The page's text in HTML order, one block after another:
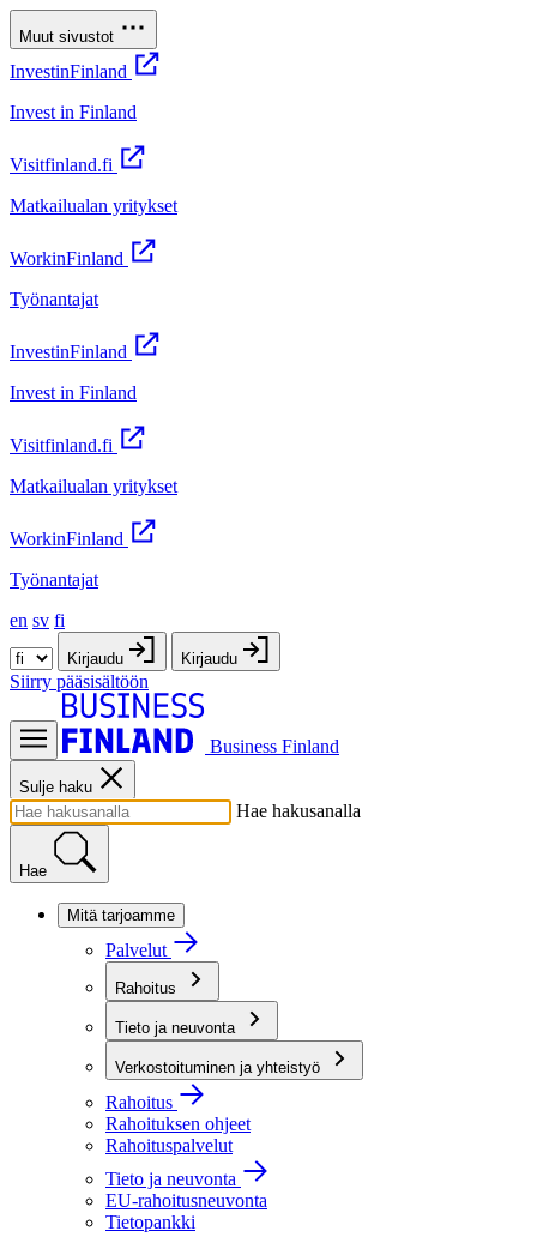
Muut sivustot
InvestinFinland
Invest in Finland
Visitfinland.fi
Matkailualan yritykset
WorkinFinland
Työnantajat
InvestinFinland
Invest in Finland
Visitfinland.fi
Matkailualan yritykset
WorkinFinland
Työnantajat
en sv fi
Kirjaudu Kirjaudu
Siirry pääsisältöön
Business Finland
Sulje haku
Hae hakusanalla
Hae
Mitä tarjoamme
Palvelut
Rahoitus
Tieto ja neuvonta
Verkostoituminen ja yhteistyö
Rahoitus
Rahoituksen ohjeet
Rahoituspalvelut
Tieto ja neuvonta
EU-rahoitusneuvonta
Tietopankki